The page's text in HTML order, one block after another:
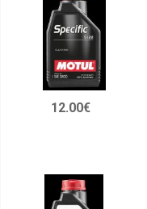
12.00€